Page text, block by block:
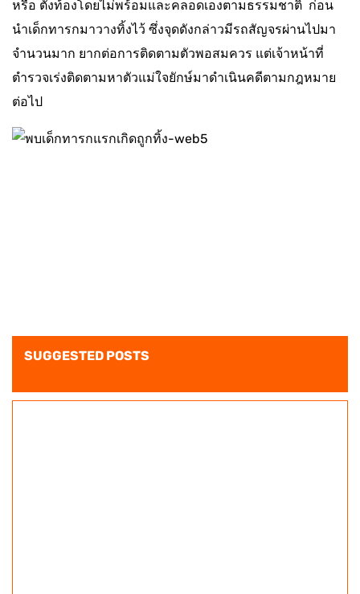
หรือ ตั้งท้องโดยไม่พร้อมและคลอดเองตามธรรมชาติ ก่อน
นำเด็กทารกมาวางทิ้งไว้ ซึ่งจุดดังกล่าวมีรถสัญจรผ่านไปมา
จำนวนมาก ยากต่อการติดตามตัวพอสมควร แต่เจ้าหน้าที่
ตำรวจเร่งติดตามหาตัวแม่ใจยักษ์มาดำเนินคดีตามกฎหมาย
ต่อไป
SUGGESTED POSTS